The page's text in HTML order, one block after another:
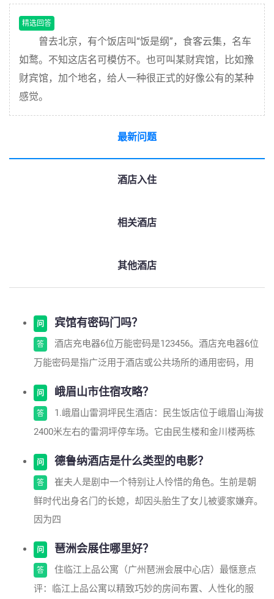
精选回答
曾去北京，有个饭店叫“饭是纲”，食客云集，名车
如鹜。不知这店名可模仿不。也可叫某财宾馆，比如豫
财宾馆，加个地名，给人一种很正式的好像公有的某种
感觉。
最新问题
酒店入住
相关酒店
其他酒店
问 宾馆有密码门吗？
答
酒店充电器6位万能密码是123456。酒店充电器6位
万能密码是指广泛用于酒店或公共场所的通用密码，用
问 峨眉山市住宿攻略？
答
1.峨眉山雷洞坪民生酒店：民生饭店位于峨眉山海拔
2400米左右的雷洞坪停车场。它由民生楼和金川楼两栋
问 德鲁纳酒店是什么类型的电影？
答
崔夫人是剧中一个特别让人怜惜的角色。生前是朝
鲜时代出身名门的长媳，却因头胎生了女儿被婆家嫌弃。
因为四
问 琶洲会展住哪里好？
答
住临江上品公寓（广州琶洲会展中心店）最惬意点
评：临江上品公寓以精致巧妙的房间布置、人性化的服